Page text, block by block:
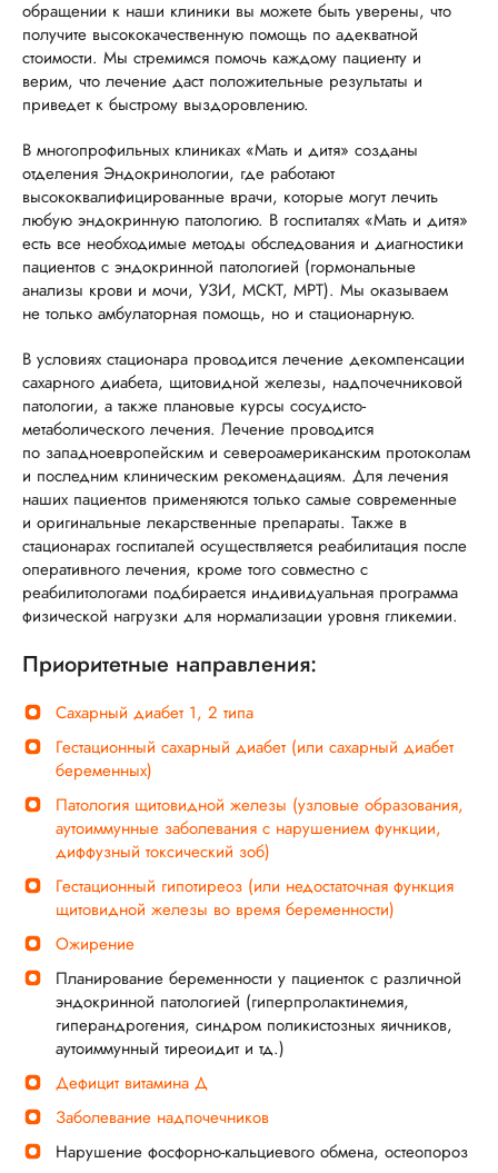
обращении к наши клиники вы можете быть уверены, что
получите высококачественную помощь по адекватной
стоимости. Мы стремимся помочь каждому пациенту и
верим, что лечение даст положительные результаты и
приведет к быстрому выздоровлению.
В многопрофильных клиниках «Мать и дитя» созданы
отделения Эндокринологии, где работают
высококвалифицированные врачи, которые могут лечить
любую эндокринную патологию. В госпиталях «Мать и дитя»
есть все необходимые методы обследования и диагностики
пациентов с эндокринной патологией (гормональные
анализы крови и мочи, УЗИ, МСКТ, МРТ). Мы оказываем
не только амбулаторная помощь, но и стационарную.
В условиях стационара проводится лечение декомпенсации
сахарного диабета, щитовидной железы, надпочечниковой
патологии, а также плановые курсы сосудисто-
метаболического лечения. Лечение проводится
по западноевропейским и североамериканским протоколам
и последним клиническим рекомендациям. Для лечения
наших пациентов применяются только самые современные
и оригинальные лекарственные препараты. Также в
стационарах госпиталей осуществляется реабилитация после
оперативного лечения, кроме того совместно с
реабилитологами подбирается индивидуальная программа
физической нагрузки для нормализации уровня гликемии.
Приоритетные направления:
Сахарный диабет 1, 2 типа
Гестационный сахарный диабет (или сахарный диабет
беременных)
Патология щитовидной железы (узловые образования,
аутоиммунные заболевания с нарушением функции,
диффузный токсический зоб)
Гестационный гипотиреоз (или недостаточная функция
щитовидной железы во время беременности)
Ожирение
Планирование беременности у пациенток с различной
эндокринной патологией (гиперпролактинемия,
гиперандрогения, синдром поликистозных яичников,
аутоиммунный тиреоидит и тд.)
Дефицит витамина Д
Заболевание надпочечников
Нарушение фосфорно-кальциевого обмена, остеопороз